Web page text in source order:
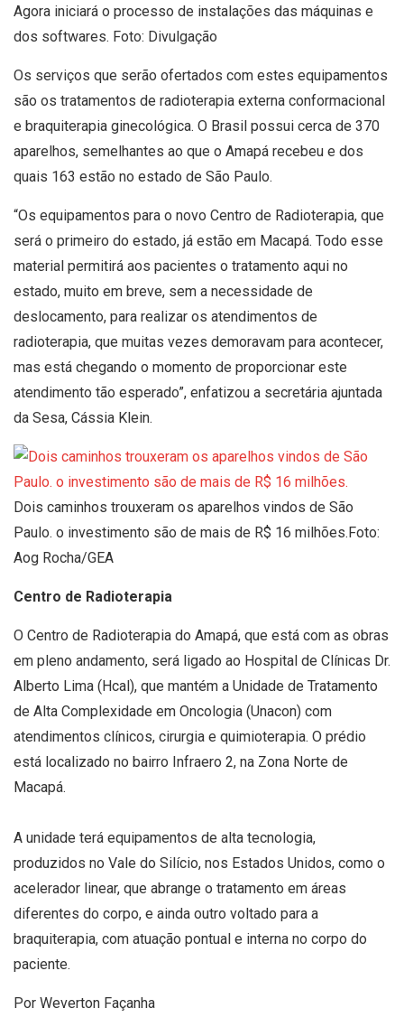
Agora iniciará o processo de instalações das máquinas e
dos softwares. Foto: Divulgação
Os serviços que serão ofertados com estes equipamentos
são os tratamentos de radioterapia externa conformacional
e braquiterapia ginecológica. O Brasil possui cerca de 370
aparelhos, semelhantes ao que o Amapá recebeu e dos
quais 163 estão no estado de São Paulo.
“Os equipamentos para o novo Centro de Radioterapia, que
será o primeiro do estado, já estão em Macapá. Todo esse
material permitirá aos pacientes o tratamento aqui no
estado, muito em breve, sem a necessidade de
deslocamento, para realizar os atendimentos de
radioterapia, que muitas vezes demoravam para acontecer,
mas está chegando o momento de proporcionar este
atendimento tão esperado”, enfatizou a secretária ajuntada
da Sesa, Cássia Klein.
Dois caminhos trouxeram os aparelhos vindos de São
Paulo. o investimento são de mais de R$ 16 milhões.Foto:
Aog Rocha/GEA
Centro de Radioterapia
O Centro de Radioterapia do Amapá, que está com as obras
em pleno andamento, será ligado ao Hospital de Clínicas Dr.
Alberto Lima (Hcal), que mantém a Unidade de Tratamento
de Alta Complexidade em Oncologia (Unacon) com
atendimentos clínicos, cirurgia e quimioterapia. O prédio
está localizado no bairro Infraero 2, na Zona Norte de
Macapá.
A unidade terá equipamentos de alta tecnologia,
produzidos no Vale do Silício, nos Estados Unidos, como o
acelerador linear, que abrange o tratamento em áreas
diferentes do corpo, e ainda outro voltado para a
braquiterapia, com atuação pontual e interna no corpo do
paciente.
Por Weverton Façanha